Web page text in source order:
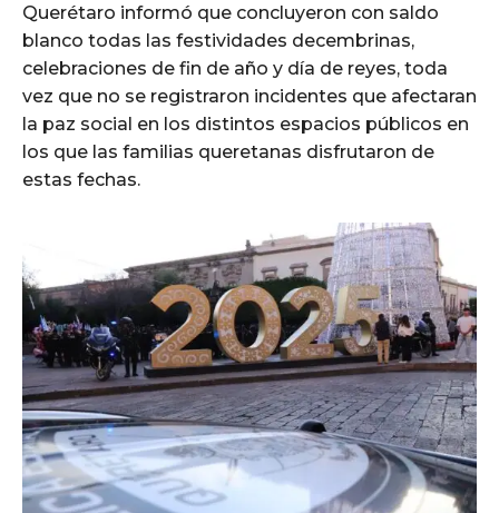
Querétaro informó que concluyeron con saldo
blanco todas las festividades decembrinas,
celebraciones de fin de año y día de reyes, toda
vez que no se registraron incidentes que afectaran
la paz social en los distintos espacios públicos en
los que las familias queretanas disfrutaron de
estas fechas.